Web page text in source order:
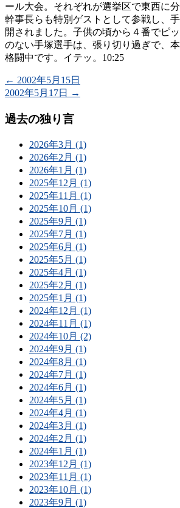
ール大会。それぞれが選挙区で東西に
幹事長らも特別ゲストとして参戦し、
開されました。子供の頃から４番でピ
のない手塚選手は、張り切り過ぎで、
格闘中です。イテッ。10:25
← 2002年5月15日
2002年5月17日
→
過去の独り言
2026年3月 (1)
2026年2月 (1)
2026年1月 (1)
2025年12月 (1)
2025年11月 (1)
2025年10月 (1)
2025年9月 (1)
2025年7月 (1)
2025年6月 (1)
2025年5月 (1)
2025年4月 (1)
2025年2月 (1)
2025年1月 (1)
2024年12月 (1)
2024年11月 (1)
2024年10月 (2)
2024年9月 (1)
2024年8月 (1)
2024年7月 (1)
2024年6月 (1)
2024年5月 (1)
2024年4月 (1)
2024年3月 (1)
2024年2月 (1)
2024年1月 (1)
2023年12月 (1)
2023年11月 (1)
2023年10月 (1)
2023年9月 (1)